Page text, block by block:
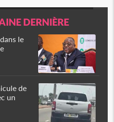
DERNIÈRE
le
de
un